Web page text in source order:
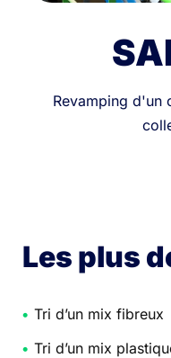
Revamping d'un
Les plus
Tri d’un mix fibreux
Tri d’un mix